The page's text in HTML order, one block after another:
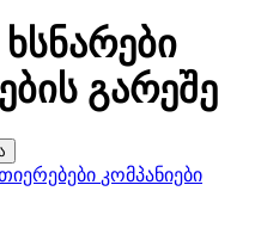
გარეშე
კომპანიები